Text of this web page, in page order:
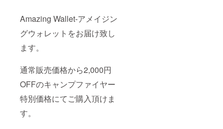
Amazing Wallet-アメイジン
グウォレットをお届け致し
ます。
通常販売価格から2,000円
OFFのキャンプファイヤー
特別価格にてご購入頂けま
す。